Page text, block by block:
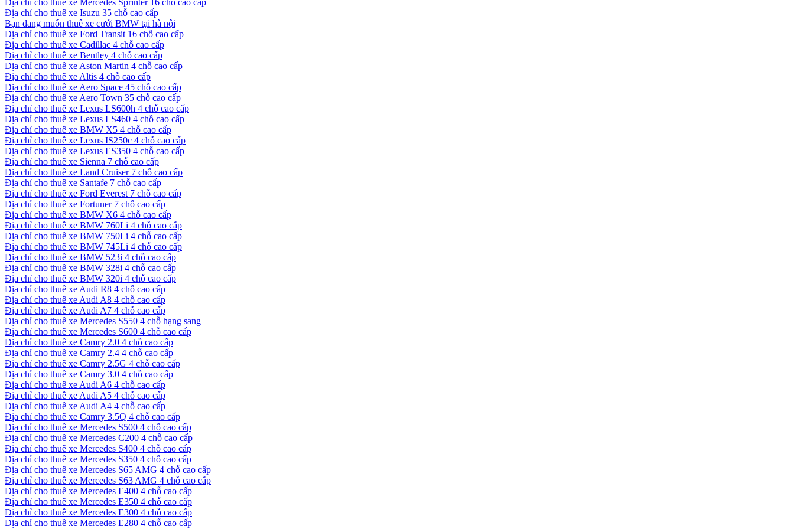
Địa chỉ cho thuê xe Mercedes Sprinter 16 chỗ cao cấp
Địa chỉ cho thuê xe Isuzu 35 chỗ cao cấp
Bạn đang muốn thuê xe cưới BMW tại hà nội
Địa chỉ cho thuê xe Ford Transit 16 chỗ cao cấp
Địa chỉ cho thuê xe Cadillac 4 chỗ cao cấp
Địa chỉ cho thuê xe Bentley 4 chỗ cao cấp
Địa chỉ cho thuê xe Aston Martin 4 chỗ cao cấp
Địa chỉ cho thuê xe Altis 4 chỗ cao cấp
Địa chỉ cho thuê xe Aero Space 45 chỗ cao cấp
Địa chỉ cho thuê xe Aero Town 35 chỗ cao cấp
Địa chỉ cho thuê xe Lexus LS600h 4 chỗ cao cấp
Địa chỉ cho thuê xe Lexus LS460 4 chỗ cao cấp
Địa chỉ cho thuê xe BMW X5 4 chỗ cao cấp
Địa chỉ cho thuê xe Lexus IS250c 4 chỗ cao cấp
Địa chỉ cho thuê xe Lexus ES350 4 chỗ cao cấp
Địa chỉ cho thuê xe Sienna 7 chỗ cao cấp
Địa chỉ cho thuê xe Land Cruiser 7 chỗ cao cấp
Địa chỉ cho thuê xe Santafe 7 chỗ cao cấp
Địa chỉ cho thuê xe Ford Everest 7 chỗ cao cấp
Địa chỉ cho thuê xe Fortuner 7 chỗ cao cấp
Địa chỉ cho thuê xe BMW X6 4 chỗ cao cấp
Địa chỉ cho thuê xe BMW 760Li 4 chỗ cao cấp
Địa chỉ cho thuê xe BMW 750Li 4 chỗ cao cấp
Địa chỉ cho thuê xe BMW 745Li 4 chỗ cao cấp
Địa chỉ cho thuê xe BMW 523i 4 chỗ cao cấp
Địa chỉ cho thuê xe BMW 328i 4 chỗ cao cấp
Địa chỉ cho thuê xe BMW 320i 4 chỗ cao cấp
Địa chỉ cho thuê xe Audi R8 4 chỗ cao cấp
Địa chỉ cho thuê xe Audi A8 4 chỗ cao cấp
Địa chỉ cho thuê xe Audi A7 4 chỗ cao cấp
Địa chỉ cho thuê xe Mercedes S550 4 chỗ hạng sang
Địa chỉ cho thuê xe Mercedes S600 4 chỗ cao cấp
Địa chỉ cho thuê xe Camry 2.0 4 chỗ cao cấp
Địa chỉ cho thuê xe Camry 2.4 4 chỗ cao cấp
Địa chỉ cho thuê xe Camry 2.5G 4 chỗ cao cấp
Địa chỉ cho thuê xe Camry 3.0 4 chỗ cao cấp
Địa chỉ cho thuê xe Audi A6 4 chỗ cao cấp
Địa chỉ cho thuê xe Audi A5 4 chỗ cao cấp
Địa chỉ cho thuê xe Audi A4 4 chỗ cao cấp
Địa chỉ cho thuê xe Camry 3.5Q 4 chỗ cao cấp
Địa chỉ cho thuê xe Mercedes S500 4 chỗ cao cấp
Địa chỉ cho thuê xe Mercedes C200 4 chỗ cao cấp
Địa chỉ cho thuê xe Mercedes S400 4 chỗ cao cấp
Địa chỉ cho thuê xe Mercedes S350 4 chỗ cao cấp
Địa chỉ cho thuê xe Mercedes S65 AMG 4 chỗ cao cấp
Địa chỉ cho thuê xe Mercedes S63 AMG 4 chỗ cao cấp
Địa chỉ cho thuê xe Mercedes E400 4 chỗ cao cấp
Địa chỉ cho thuê xe Mercedes E350 4 chỗ cao cấp
Địa chỉ cho thuê xe Mercedes E300 4 chỗ cao cấp
Địa chỉ cho thuê xe Mercedes E280 4 chỗ cao cấp